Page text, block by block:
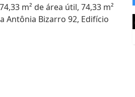
m² de área útil, 74,33 m²
Antônia Bizarro 92, Edifício